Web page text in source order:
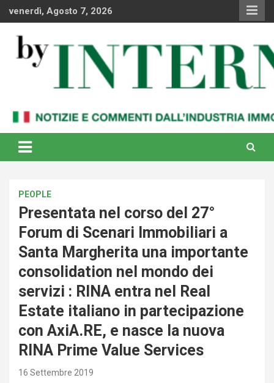
venerdì, Agosto 7, 2026
By Internews
internazionale
PEOPLE
Presentata nel corso del 27°
Forum di Scenari Immobiliari a
Santa Margherita una importante
consolidation nel mondo dei
servizi : RINA entra nel Real
Estate italiano in partecipazione
con AxiA.RE, e nasce la nuova
RINA Prime Value Services
16 Settembre 2019